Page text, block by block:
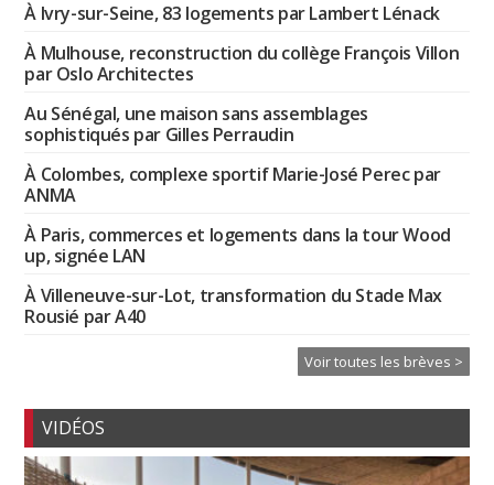
À Ivry-sur-Seine, 83 logements par Lambert Lénack
À Mulhouse, reconstruction du collège François Villon
par Oslo Architectes
Au Sénégal, une maison sans assemblages
sophistiqués par Gilles Perraudin
À Colombes, complexe sportif Marie-José Perec par
ANMA
À Paris, commerces et logements dans la tour Wood
up, signée LAN
À Villeneuve-sur-Lot, transformation du Stade Max
Rousié par A40
Voir toutes les brèves >
VIDÉOS